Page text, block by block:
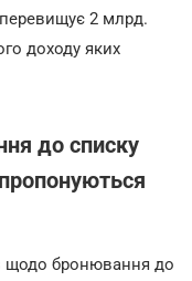
перевищує 2 млрд.
доходу яких
до списку
щодо бронювання до